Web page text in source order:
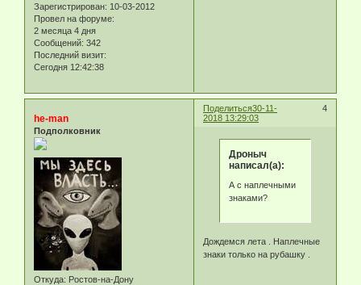
Зарегистрирован: 10-03-2012
Провел на форуме:
2 месяца 4 дня
Сообщений: 342
Последний визит:
Сегодня 12:42:38
Поделиться 4
30-11-
2018 13:29:03
he-man
Подполковник
Откуда: Ростов-на-Дону
Дроныч
написал(а):
А с наплечными
знаками?
Дождемся лета . Наплечные
знаки только на рубашку .